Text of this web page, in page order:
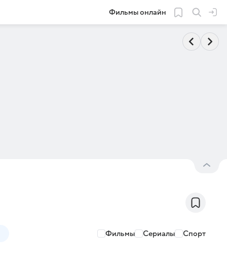
Фильмы онлайн
Фильмы Сериалы Спорт